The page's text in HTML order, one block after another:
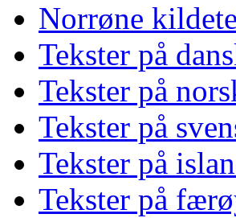
Norrøne
Tekster på
Tekster på
Tekster på
Tekster på
Tekster på